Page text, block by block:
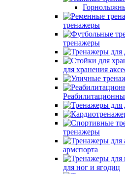
тренажеры
тренажеры
для хранения
тренажеры
армспорта
для ног и ягодиц